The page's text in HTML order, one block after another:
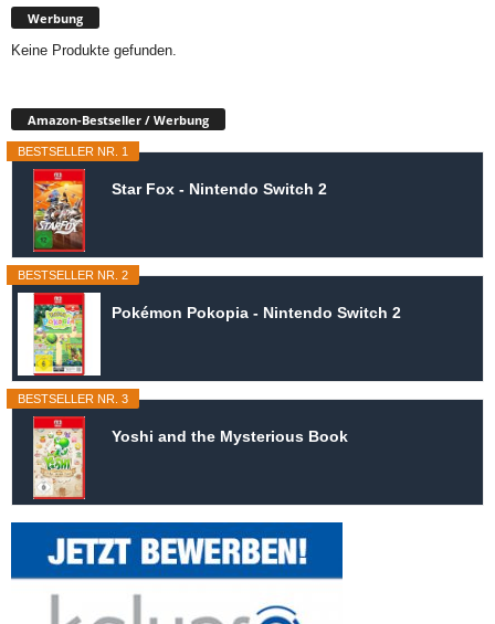
Werbung
Keine Produkte gefunden.
Amazon-Bestseller / Werbung
BESTSELLER NR. 1
Star Fox - Nintendo Switch 2
BESTSELLER NR. 2
Pokémon Pokopia - Nintendo Switch 2
BESTSELLER NR. 3
Yoshi and the Mysterious Book